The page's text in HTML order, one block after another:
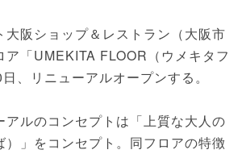
阪ショップ＆レストラン（大阪市
ア「UMEKITA FLOOR（ウメキタフ
、リニューアルオープンする。
ルのコンセプトは「上質な大人の
）」をコンセプト。同フロアの特徴